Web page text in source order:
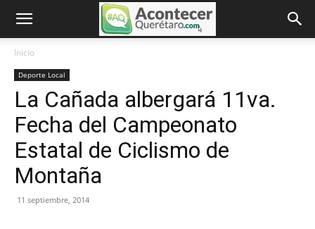
Inicio
Deporte Local
La Cañada albergará 11va.
Fecha del Campeonato
Estatal de Ciclismo de
Montaña
11 septiembre, 2014